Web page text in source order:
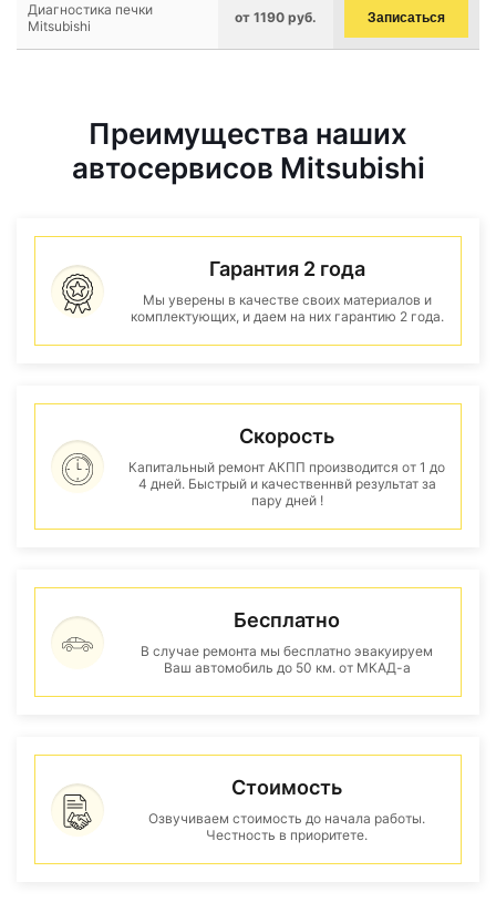
Диагностика печки
Mitsubishi
от 1190 руб. Записаться
Преимущества наших
автосервисов Mitsubishi
Гарантия 2 года
Мы уверены в качестве своих материалов и
комплектующих, и даем на них гарантию 2 года.
Скорость
Капитальный ремонт АКПП производится от 1 до
4 дней. Быстрый и качественнвй результат за
пару дней !
Бесплатно
В случае ремонта мы бесплатно эвакуируем
Ваш автомобиль до 50 км. от МКАД-а
Стоимость
Озвучиваем стоимость до начала работы.
Честность в приоритете.